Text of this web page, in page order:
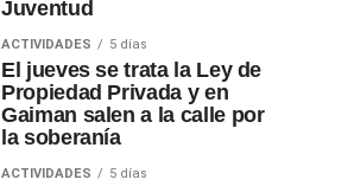
Juventud
ACTIVIDADES 5 días
El jueves se trata la Ley de
Propiedad Privada y en
Gaiman salen a la calle por
la soberanía
ACTIVIDADES 5 días